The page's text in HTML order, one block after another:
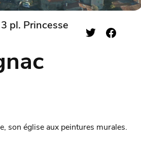
pl. Princesse
son église aux peintures murales.